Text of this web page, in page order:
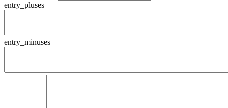
entry_pluses
entry_minuses